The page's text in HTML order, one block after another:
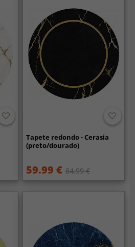
Tapete redondo - Cerasia
(preto/dourado)
59.99 € 84.99 €